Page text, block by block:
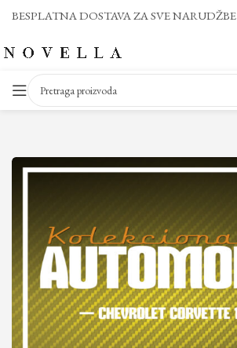
BESPLATNA DOSTAVA ZA SVE NARUDŽBE